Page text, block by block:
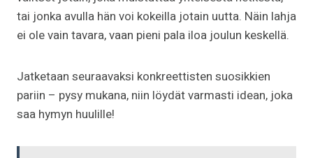
tai jonka avulla hän voi kokeilla jotain uutta. Näin lahja
ei ole vain tavara, vaan pieni pala iloa joulun keskellä.
Jatketaan seuraavaksi konkreettisten suosikkien
pariin – pysy mukana, niin löydät varmasti idean, joka
saa hymyn huulille!